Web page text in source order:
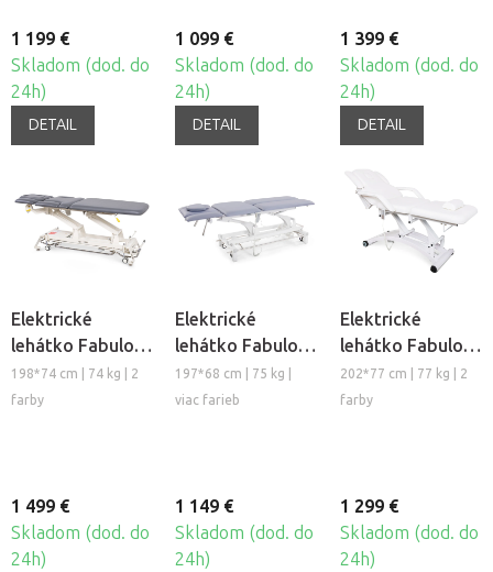
1 199 €
Skladom (dod. do
24h)
DETAIL
1 099 €
Skladom (dod. do
24h)
DETAIL
1 399 €
Skladom (dod. do
24h)
DETAIL
Elektrické
lehátko Fabulo
Camino Infinity
XF3
198*74 cm | 74 kg | 2
farby
1 499 €
Skladom (dod. do
24h)
Elektrické
lehátko Fabulo
Allegra XS
197*68 cm | 75 kg |
viac farieb
1 149 €
Skladom (dod. do
24h)
Elektrické
lehátko Fabulo
Rylan
202*77 cm | 77 kg | 2
farby
1 299 €
Skladom (dod. do
24h)